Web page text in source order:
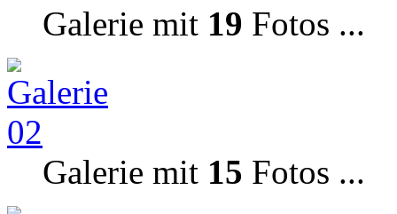
Galerie mit 19 Fotos ...
Galerie mit 15 Fotos ...